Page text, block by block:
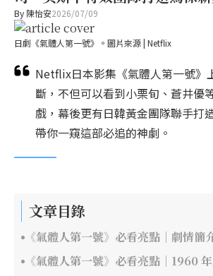
By 陳怡安2026/07/09
日劇《氣體人第一號》。圖片來源 | Netflix
Netflix日本影集《氣體人第一號》
斷，不但可以看到小栗旬、蒼井優
戲，幕後更有日韓黃金團隊聯手打
帶你一窺這部必追的神劇。
文章目錄
《氣體人第一號》必看亮點｜劇情簡
《氣體人第一號》必看亮點｜1960